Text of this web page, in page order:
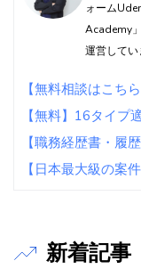
ォーム
Academy
運営してい
【無料相談はこちら
【無料】16タイプ
【職務経歴書・履
【日本最大級の案
新着記事